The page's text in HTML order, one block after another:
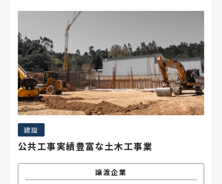
建設
公共工事実績豊富な土木工事業
譲渡企業